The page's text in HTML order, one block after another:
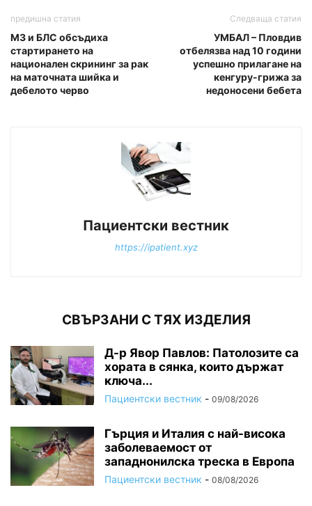
предишна статия
МЗ и БЛС обсъдиха
стартирането на
национален скрининг за рак
на маточната шийка и
дебелото черво
Следваща статия
УМБАЛ – Пловдив
отбелязва над 10 години
успешно прилагане на
кенгуру-грижа за
недоносени бебета
Пациентски вестник
https://ipatient.xyz
СВЪРЗАНИ С ТЯХ ИЗДЕЛИЯ
Д-р Явор Павлов: Патолозите са
хората в сянка, които държат
ключа...
Пациентски вестник - 09/08/2026
Гърция и Италия с най-висока
заболеваемост от
западнонилска треска в Европа
Пациентски вестник - 08/08/2026